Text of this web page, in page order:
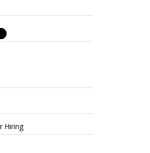
Hiring